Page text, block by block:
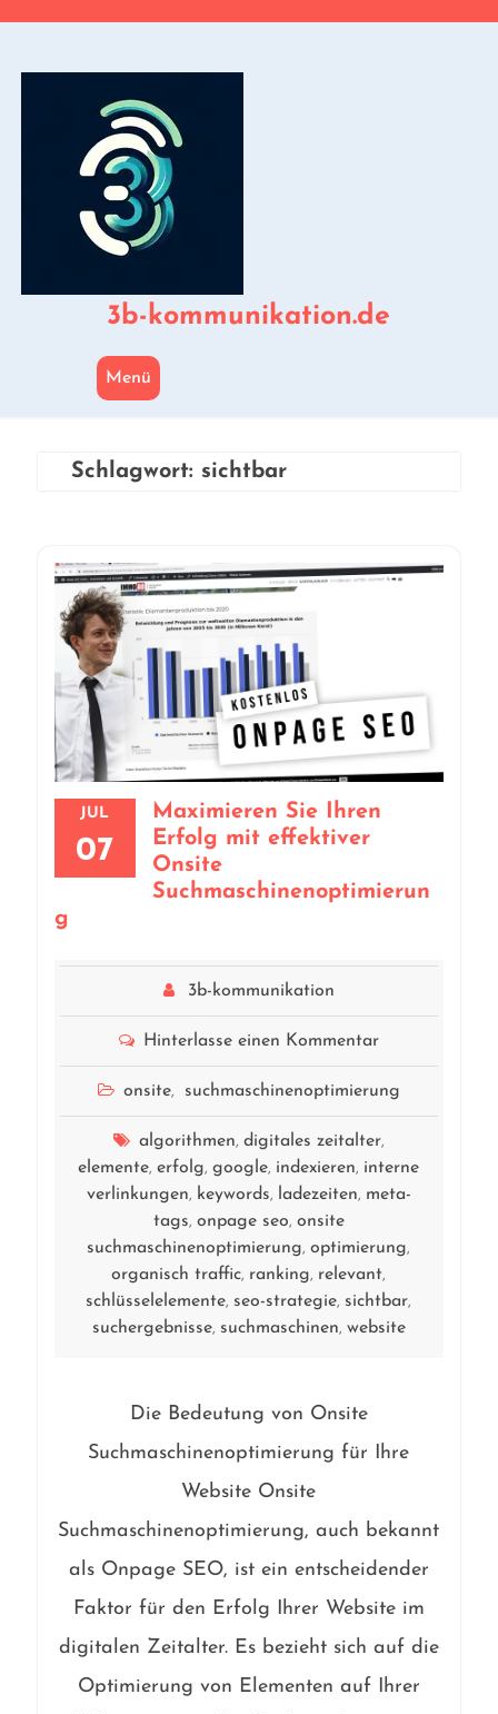
3b-kommunikation.de
Menü
Schlagwort: sichtbar
JUL
07
Maximieren Sie Ihren
Erfolg mit effektiver
Onsite
Suchmaschinenoptimierun
g
3b-kommunikation
Hinterlasse einen Kommentar
onsite, suchmaschinenoptimierung
algorithmen, digitales zeitalter,
elemente,erfolg,google, indexieren, interne
verlinkungen, keywords, ladezeiten, meta-
tags, onpage seo, onsite
suchmaschinenoptimierung,optimierung,
organisch traffic, ranking, relevant,
schlüsselelemente, seo-strategie, sichtbar,
suchergebnisse, suchmaschinen, website
Die Bedeutung von Onsite
Suchmaschinenoptimierung für Ihre
Website Onsite
Suchmaschinenoptimierung, auch bekannt
als Onpage SEO, ist ein entscheidender
Faktor für den Erfolg Ihrer Website im
digitalen Zeitalter. Es bezieht sich auf die
Optimierung von Elementen auf Ihrer